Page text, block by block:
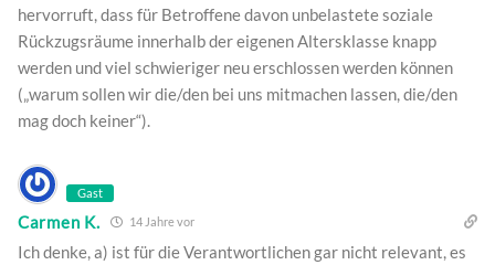
hervorruft, dass für Betroffene davon unbelastete soziale
Rückzugsräume innerhalb der eigenen Altersklasse knapp
werden und viel schwieriger neu erschlossen werden können
(„warum sollen wir die/den bei uns mitmachen lassen, die/den
mag doch keiner“).
Gast
Carmen K. 14 Jahre vor
Ich denke, a) ist für die Verantwortlichen gar nicht relevant, es